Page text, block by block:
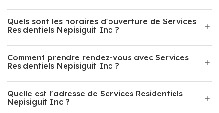
Quels sont les horaires d'ouverture de Services
Residentiels Nepisiguit Inc ?
Comment prendre rendez-vous avec Services
Residentiels Nepisiguit Inc ?
Quelle est l'adresse de Services Residentiels
Nepisiguit Inc ?